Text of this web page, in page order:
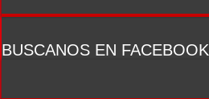
BUSCANOS EN FACEBOOK